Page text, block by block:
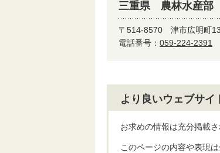
三重県 農林水産部
〒514-8570 津市広明町
電話番号： 059-224-2391
より良いウェブサ
お求めの情報は充分掲載
このページの内容や表現